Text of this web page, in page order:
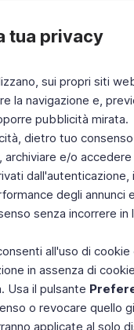
tua privacy
sui propri siti
la navigazione e,
pubblicità mirata.
dietro tuo
e/o
degli
senza incorrere
all'uso di
in assenza di
Usa il pulsante
o revocare quello
applicate al solo